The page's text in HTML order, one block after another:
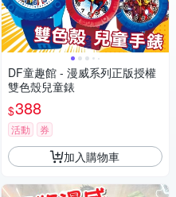
DF童趣館 - 漫威系列正版授權
雙色殼兒童錶
$388
活動 券
加入購物車